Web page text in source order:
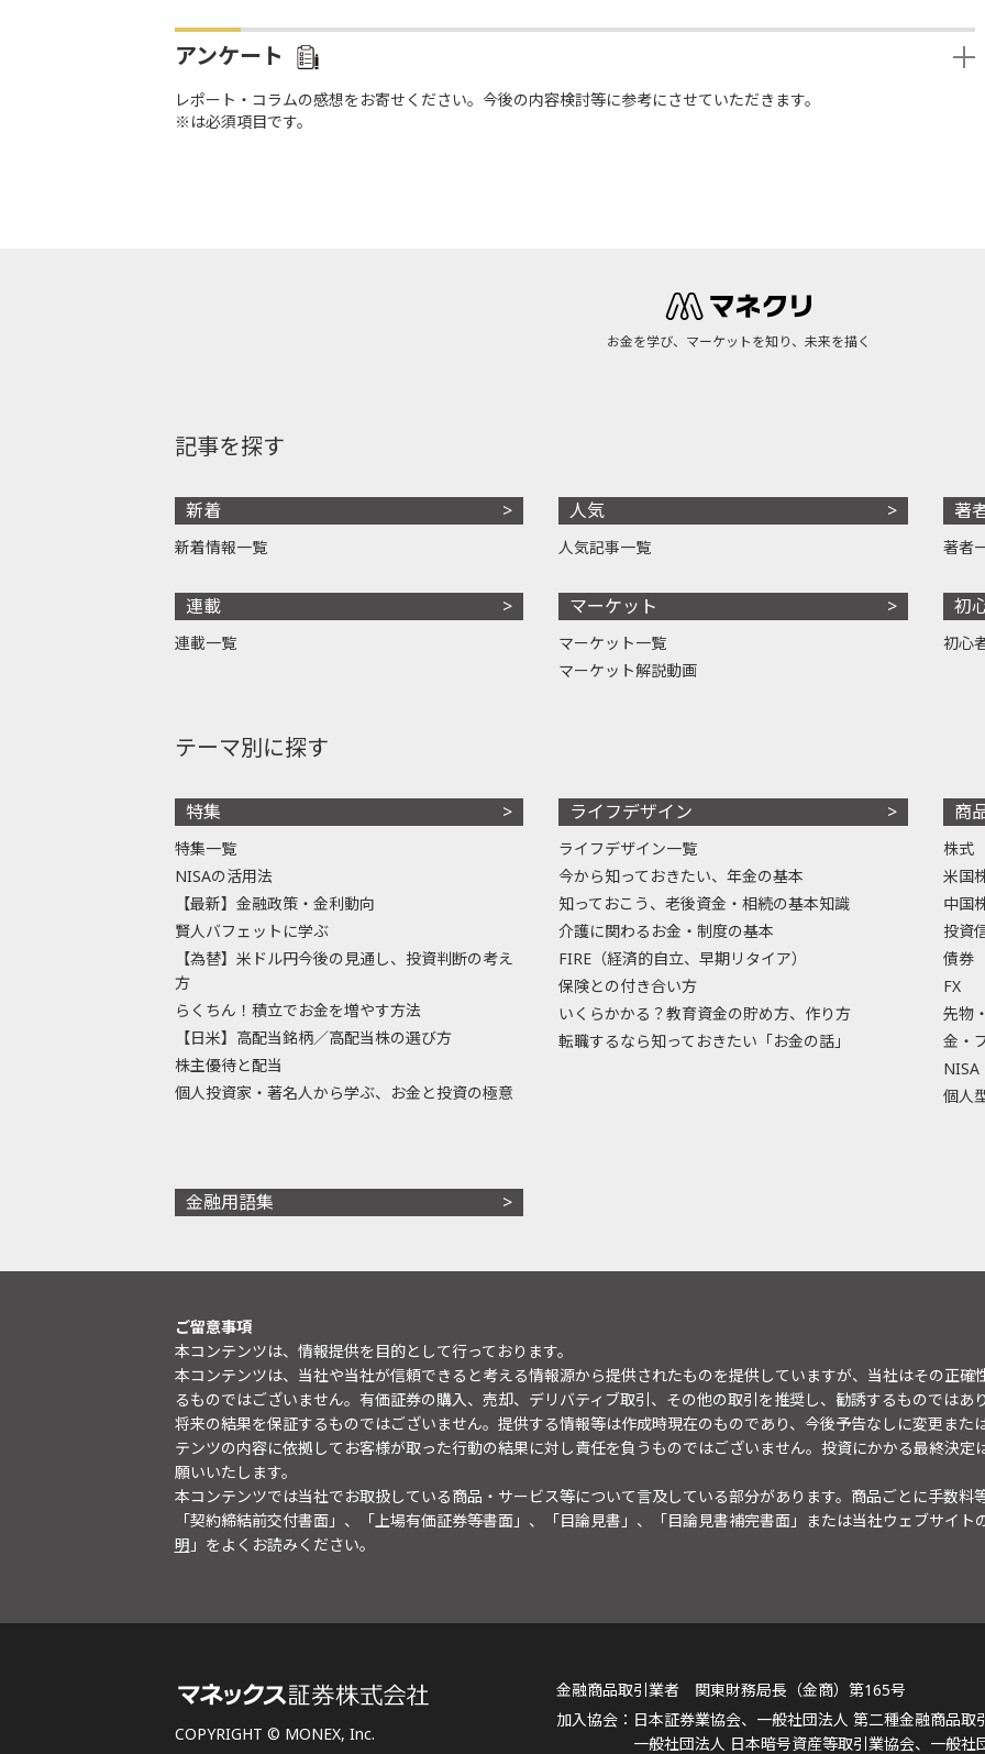
アンケート
レポート・コラムの感想をお寄せください。今後の内容検討等に参考にさせていただきます。
※は必須項目です。
お金を学び、マーケットを知り、未来を描く
記事を探す
新着
新着情報一覧
連載
連載一覧
人気
人気記事一覧
マーケット
マーケット一覧
マーケット解説動画
著
著者
初
初心
テーマ別に探す
特集
特集一覧
NISAの活用法
【最新】金融政策・金利動向
賢人バフェットに学ぶ
【為替】米ドル円今後の見通し、投資判断の考え
方
らくちん！積立でお金を増やす方法
【日米】高配当銘柄／高配当株の選び方
株主優待と配当
個人投資家・著名人から学ぶ、お金と投資の極意
ライフデザイン
ライフデザイン一覧
今から知っておきたい、年金の基本
知っておこう、老後資金・相続の基本知識
介護に関わるお金・制度の基本
FIRE（経済的自立、早期リタイア）
保険との付き合い方
いくらかかる？教育資金の貯め方、作り方
転職するなら知っておきたい「お金の話」
商
株式
米国
中国
投資
債券
FX
先物
金・
NISA
個人
金融用語集
ご留意事項
本コンテンツは、情報提供を目的として行っております。
本コンテンツは、当社や当社が信頼できると考える情報源から提供されたものを提供していますが、当社はその正
るものではございません。有価証券の購入、売却、デリバティブ取引、その他の取引を推奨し、勧誘するものではあ
将来の結果を保証するものではございません。提供する情報等は作成時現在のものであり、今後予告なしに変更また
テンツの内容に依拠してお客様が取った行動の結果に対し責任を負うものではございません。投資にかかる最終決
願いいたします。
本コンテンツでは当社でお取扱している商品・サービス等について言及している部分があります。商品ごとに手数料
「契約締結前交付書面」、「上場有価証券等書面」、「目論見書」、「目論見書補完書面」または当社ウェブサイト
明 」をよくお読みください。
COPYRIGHT © MONEX, Inc.
金融商品取引業者 関東財務局長（金商）第165号
日本証券業協会、一般社団法人 第二種金融商品取
一般社団法人 日本暗号資産等取引業協会、一般社